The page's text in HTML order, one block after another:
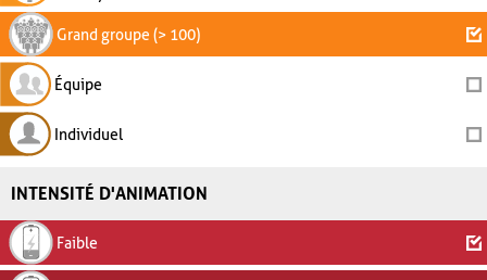
Grand groupe (> 100)
Équipe
Individuel
INTENSITÉ D'ANIMATION
Faible